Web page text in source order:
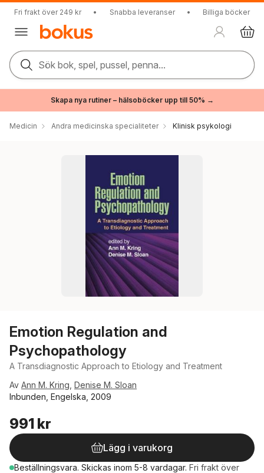
Fri frakt över 249 kr • Snabba leveranser • Billiga böcker
Sök bok, spel, pussel, penna...
Skapa nya rutiner – hälsoböcker upp till 50% →
Medicin Andra medicinska specialiteter Klinisk psykologi
Emotion Regulation and
Psychopathology
A Transdiagnostic Approach to Etiology and Treatment
Av Ann M. Kring Denise M. Sloan
Inbunden, Engelska, 2009
991 kr
Lägg i varukorg
Beställningsvara. Skickas inom 5-8 vardagar. Fri frakt över